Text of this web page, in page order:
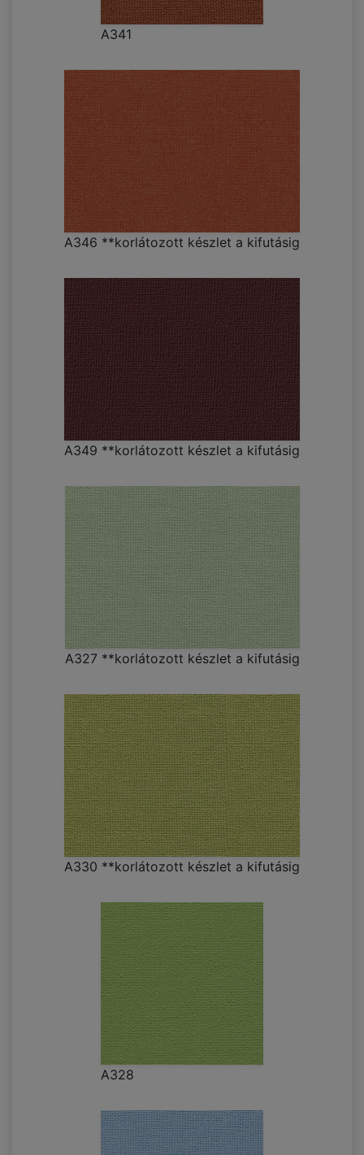
A341
A346 **korlátozott készlet a kifutásig
A349 **korlátozott készlet a kifutásig
A327 **korlátozott készlet a kifutásig
A330 **korlátozott készlet a kifutásig
A328